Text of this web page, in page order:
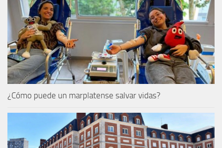
¿Cómo puede un marplatense salvar vidas?